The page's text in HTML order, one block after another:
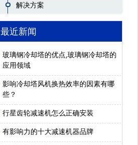
解决方案
最近新闻
玻璃钢冷却塔的优点,玻璃钢冷却塔的
应用领域
影响冷却塔风机换热效率的因素有哪
些？
行星齿轮减速机怎么正确安装
有影响力的十大减速机器品牌